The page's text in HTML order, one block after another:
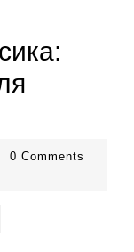
0 Comments